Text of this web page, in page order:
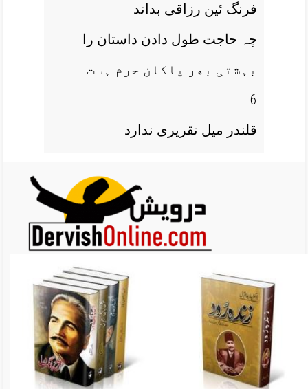
فرنگ ئین رزاقی بداند
چہ حاجت طول دادن داستان را
بہشتی بھر پاکان حرم ہست
6
قلندر میل تقریری ندارد